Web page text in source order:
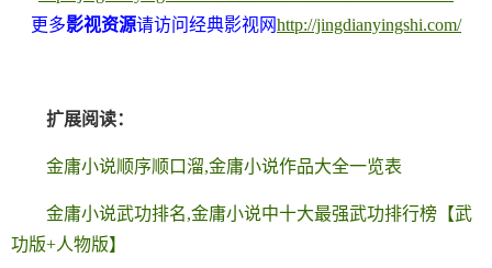
更多影视资源请访问经典影视网http://jingdianyingshi.com/
扩展阅读：
金庸小说顺序顺口溜,金庸小说作品大全一览表
金庸小说武功排名,金庸小说中十大最强武功排行榜【武
功版+人物版】